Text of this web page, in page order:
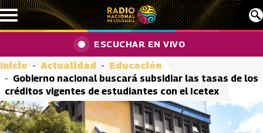
Pasar al contenido principal
ESCUCHAR EN VIVO
Inicio Actualidad
Educación
Gobierno nacional buscará subsidiar las tasas de los
créditos vigentes de estudiantes con el Icetex